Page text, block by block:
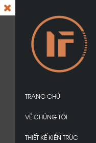
TRANG CHỦ
VỀ CHÚNG TÔI
THIẾT KẾ KIẾN TRÚC